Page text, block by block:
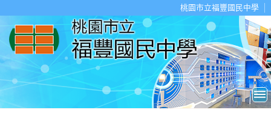
桃園市立福豐國民中學